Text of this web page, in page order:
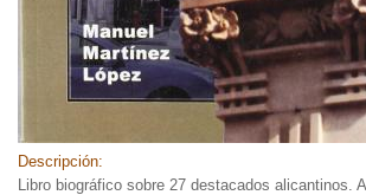
Descripción:
Libro biográfico sobre 27 destacados alicantinos.